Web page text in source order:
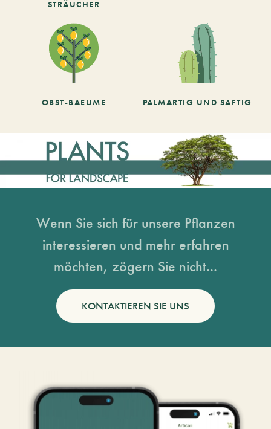
STRÄUCHER
OBST-BAEUME PALMARTIG UND SAFTIG
Wenn Sie sich für unsere Pflanzen
interessieren und mehr erfahren
möchten, zögern Sie nicht...
KONTAKTIEREN SIE UNS